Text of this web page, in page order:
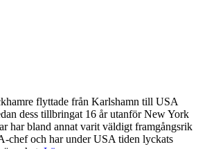
flyttade från Karlshamn till USA
dess tillbringat 16 år utanför New York
har bland annat varit väldigt framgångsrik
chef och har under USA tiden lyckats